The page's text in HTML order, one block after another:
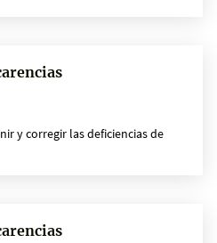
y corregir las deficiencias de